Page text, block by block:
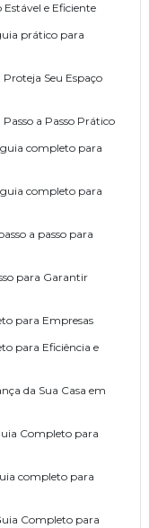
e Eficiente
prático para
Seu Espaço
a Passo Prático
guia completo para
guia completo para
a passo para
para Garantir
para Empresas
para Eficiência e
da Sua Casa em
Completo para
completo para
Completo para